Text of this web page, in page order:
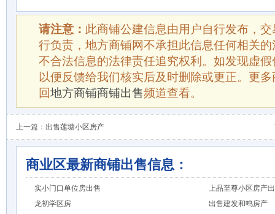
请注意： 此商铺公建信息由用户自行发布，
行负责，地方商铺网不承担此信息任何相关
不合法信息的法律责任追究权利。如发现虚
以便反馈给我们核实后及时删除或更正。更
回地方商铺商铺出售频道查看。
上一篇： 出售莲塘小区房产
商业区最新商铺出售信息：
实小门口单位房出售
上品至尊小区房产
龙初学区房
出售建发和鸣房产